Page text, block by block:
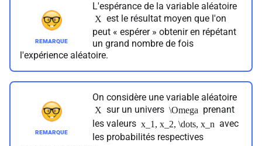
L'espérance de la variable aléatoire
X est le résultat moyen que l'on
peut « espérer » obtenir en répétant
un grand nombre de fois
l'expérience aléatoire.
On considère une variable aléatoire
X sur un univers \Omega prenant
les valeurs x_1, x_2, \dots, x_n avec
les probabilités respectives